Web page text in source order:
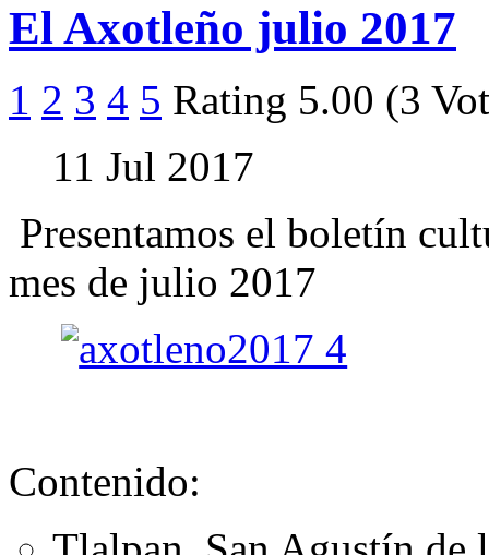
El Axotleño julio 2017
1 2 3 4 5 Rating 5.00 (3
11 Jul 2017
Presentamos el boletín
mes de julio 2017
Contenido: